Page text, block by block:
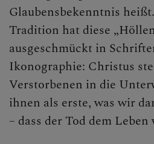
Glaubensbekenntnis
Tradition hat diese
ausgeschmückt in
Ikonographie: Christus
Verstorbenen in die
ihnen als erste, was wir
– dass der Tod dem